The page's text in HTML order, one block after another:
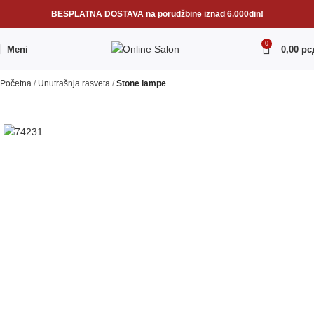
BESPLATNA DOSTAVA na porudžbine iznad 6.000din!
Meni
0
0,00
Početna Unutrašnja rasveta Stone lampe